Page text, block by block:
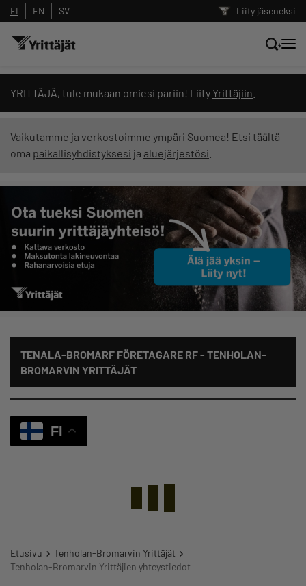
Liity jäseneksi
FI EN SV
YRITTÄJÄ, tule mukaan omiesi pariin! Liity Yrittäjiin
Vaikutamme ja verkostoimme ympäri Suomea! Etsi täältä
oma paikallisyhdistyksesi ja aluejärjestösi
TENALA-BROMARF FÖRETAGARE RF - TENHOLAN-
BROMARVIN YRITTÄJÄT
FI
Etusivu
Tenholan-Bromarvin Yrittäjät
Tenholan-Bromarvin Yrittäjien yhteystiedot
Hae sivustolta tai kysy suoraan
Yrittäjien tekoälyltä
Suodata hakutuloksia: näytä kaikki sisältö